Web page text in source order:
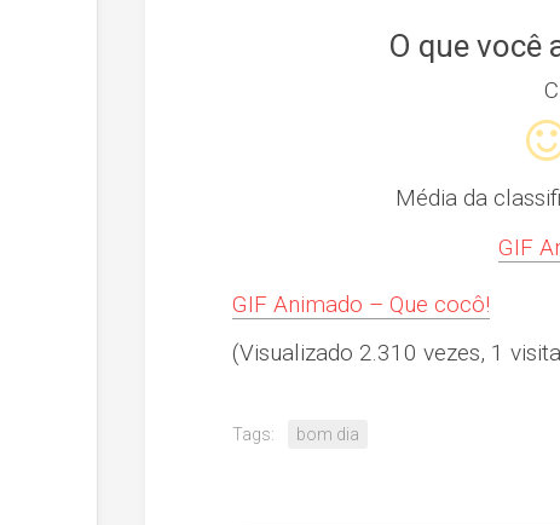
O que você
Média da
GIF
GIF Animado – Que cocô!
(Visualizado 2.310 vezes, 1
Tags: bom dia